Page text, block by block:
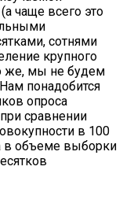
чаще всего это
сотнями
крупного
же, мы не будем
понадобится
опроса
сравнении
в 100
в объеме выборки